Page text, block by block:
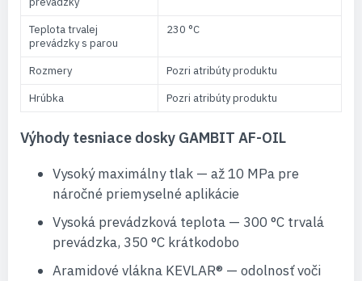
Teplota trvalej
prevádzky s parou
230 °C
Rozmery
Pozri atribúty produktu
Hrúbka
Pozri atribúty produktu
Výhody tesniace dosky GAMBIT AF-OIL
Vysoký maximálny tlak — až 10 MPa pre
náročné priemyselné aplikácie
Vysoká prevádzková teplota — 300 °C trvalá
prevádzka, 350 °C krátkodobo
Aramidové vlákna KEVLAR® — odolnosť voči